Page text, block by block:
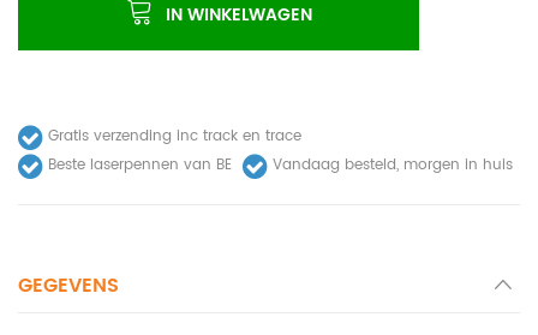
IN WINKELWAGEN
Gratis verzending inc track en trace
Beste laserpennen van BE
Vandaag besteld, morgen in huis
GEGEVENS